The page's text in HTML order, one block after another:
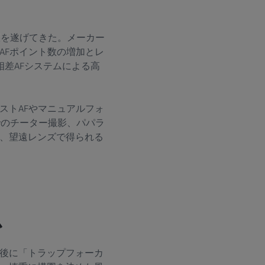
遂げてきた。メーカー
ポイント数の増加とレ
AFシステムによる高
トAFやマニュアルフォ
チーター撮影、パパラ
望遠レンズで得られる
に「トラップフォーカ